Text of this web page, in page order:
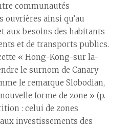
communautés
ouvrières ainsi qu’au
aux besoins des habitants
et de transports publics.
« Hong-Kong-sur la-
le surnom de Canary
le remarque Slobodian,
forme de zone » (p.
: celui de zones
investissements des